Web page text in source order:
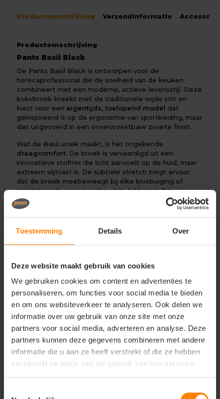
Toestemming Details Over
Deze website maakt gebruik van cookies
We gebruiken cookies om content en advertenties te
personaliseren, om functies voor social media te bieden
en om ons websiteverkeer te analyseren. Ook delen we
informatie over uw gebruik van onze site met onze
partners voor social media, adverteren en analyse. Deze
partners kunnen deze gegevens combineren met andere
informatie die u aan ze heeft verstrekt of die ze hebben
verzameld op basis van uw gebruik van hun services.
Productomschrijving Verzendinformatie
Productomschrijving
Pants Basil Black
De Pants Basil Black is ontworpen voor de
horecaprofessional die de snelheid van de keuken
combineert met een moderne, actieve levensstijl. Deze
koksbroek breekt met de traditionele wijde snit en
kiest voor een eigentijds, toelopend model dat
geïnspireerd is op de ergonomie van sportkleding, maar
dan uitgevoerd in een onverwoestbare zwarte finish.
Wat de Basil uniek maakt, is het ongekende
draagcomfort. De broek is vervaardigd uit een
innovatieve stofmix die licht aanvoelt op de huid, maar
extreem slijtvast is. De subtiele stretch zorgt ervoor
dat de broek meebeweegt bij elke kniebuiging of
sprint naar de pass, zonder uit te lubberen. De
diepzwarte kleur geeft de broek een strakke,
minimalistische look die moeiteloos matcht met elke
koksbuis, van klassiek wit tot stoer denim.
De Basil is voorzien van een doordachte tailleband die
niet knelt, ook niet tijdens een dubbele shift. De zakken
telefoon of gereedschap veilig op te bergen zonder
dat de broek zijn vorm verliest. Dankzij de ademende
eigenschappen van het materiaal blijf je koel, zelfs
wanneer de temperatuur in de keuken oploopt naar het
Met de Pants Basil Black kies je voor een broek die net
zo dynamisch is als jouw werkdag: technisch superieur,
visueel scherp en onvermoeibaar comfortabel.
Kenmerken:
Model:Basil (Modern, ergonomisch design)